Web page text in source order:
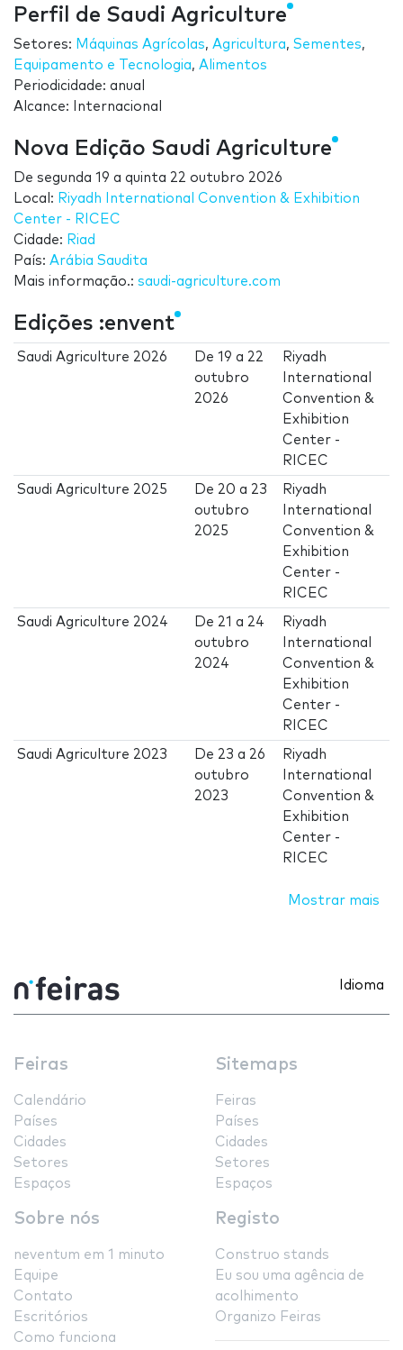
Perfil de Saudi Agriculture
Setores: Máquinas Agrícolas, Agricultura, Sementes,
Equipamento e Tecnologia, Alimentos
Periodicidade: anual
Alcance: Internacional
Nova Edição Saudi Agriculture
De segunda 19 a quinta 22 outubro 2026
Local: Riyadh International Convention & Exhibition
Center - RICEC
Cidade: Riad
País: Arábia Saudita
Mais informação.: saudi-agriculture.com
Edições :envent
Saudi Agriculture 2026 De19 a 22
outubro
2026
Riyadh
International
Convention &
Exhibition
Center -
RICEC
Saudi Agriculture 2025 De 20 a 23
outubro
2025
Riyadh
International
Convention &
Exhibition
Center -
RICEC
Saudi Agriculture 2024 De 21 a 24
outubro
2024
Riyadh
International
Convention &
Exhibition
Center -
RICEC
Saudi Agriculture 2023 De 23 a 26
outubro
2023
Riyadh
International
Convention &
Exhibition
Center -
RICEC
Mostrar mais
Idioma
Feiras
Calendário
Países
Cidades
Setores
Espaços
Sitemaps
Feiras
Países
Cidades
Setores
Espaços
Sobre nós
neventum em 1 minuto
Equipe
Contato
Escritórios
Como funciona
Registo
Construo stands
Eu sou uma agência de
acolhimento
Organizo Feiras